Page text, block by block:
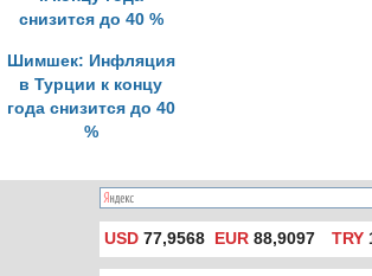
Шимшек: Инфляция
в Турции к концу
года снизится до 40
%
USD 77,9568 EUR 88,9097 TRY